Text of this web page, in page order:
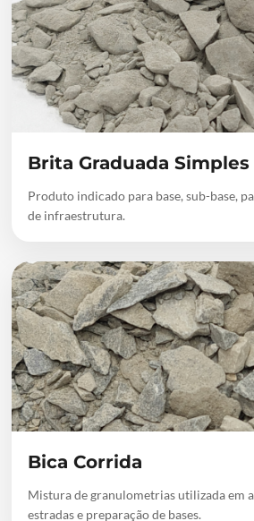
Brita Graduada Simples
Produto indicado para base, sub-base,
de infraestrutura.
Bica Corrida
Mistura de granulometrias utilizada em
estradas e preparação de bases.